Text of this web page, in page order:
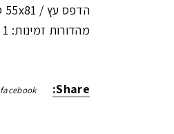
הדפס עץ / 55x81 ס״מ
מהדורות זמינות: 1
Share:
facebook